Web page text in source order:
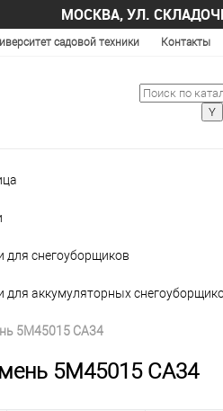
МОСКВА, УЛ.
садовой техники Контакты
для снегоуборщиков
для аккумуляторных
5M45015 CA34
5M45015 CA34